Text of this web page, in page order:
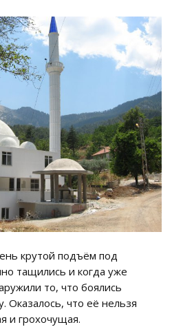
крутой подъём под
тащились и когда уже
то, что боялись
Оказалось, что её нельзя
и грохочущая.